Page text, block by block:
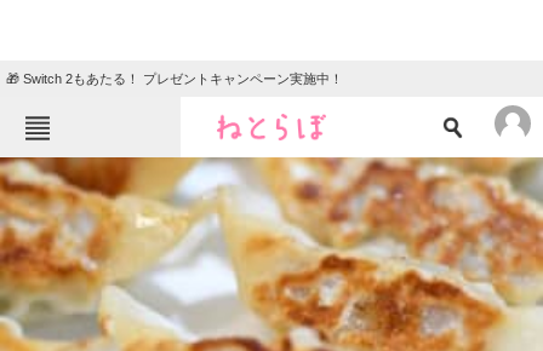
🎁 Switch 2もあたる！ プレゼントキャンペーン実施中！
ねとらぼメニュー
TOP ニュース
エンタメ クイズ
グルメ 地域
住まい 教育・育児